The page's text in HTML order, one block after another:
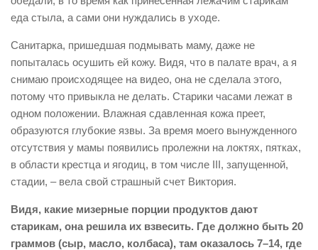
еда стыла, а сами они нуждались в уходе.
Санитарка, пришедшая подмывать маму, даже не
попыталась осушить ей кожу. Видя, что в палате врач, а я
снимаю происходящее на видео, она не сделала этого,
потому что привыкла не делать. Старики часами лежат в
одном положении. Влажная сдавленная кожа преет,
образуются глубокие язвы. За время моего вынужденного
отсутствия у мамы появились пролежни на локтях, пятках,
в области крестца и ягодиц, в том числе III, запущенной,
стадии, – вела свой страшный счет Виктория.
Видя, какие мизерные порции продуктов дают
старикам, она решила их взвесить. Где должно быть 20
граммов (сыр, масло, колбаса), там оказалось 7–14, где